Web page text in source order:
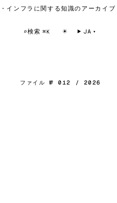
フラに関する知識のアーカイブ —
⌕検索 ⌘K ☀ JA
ファイル № 012 / 2026